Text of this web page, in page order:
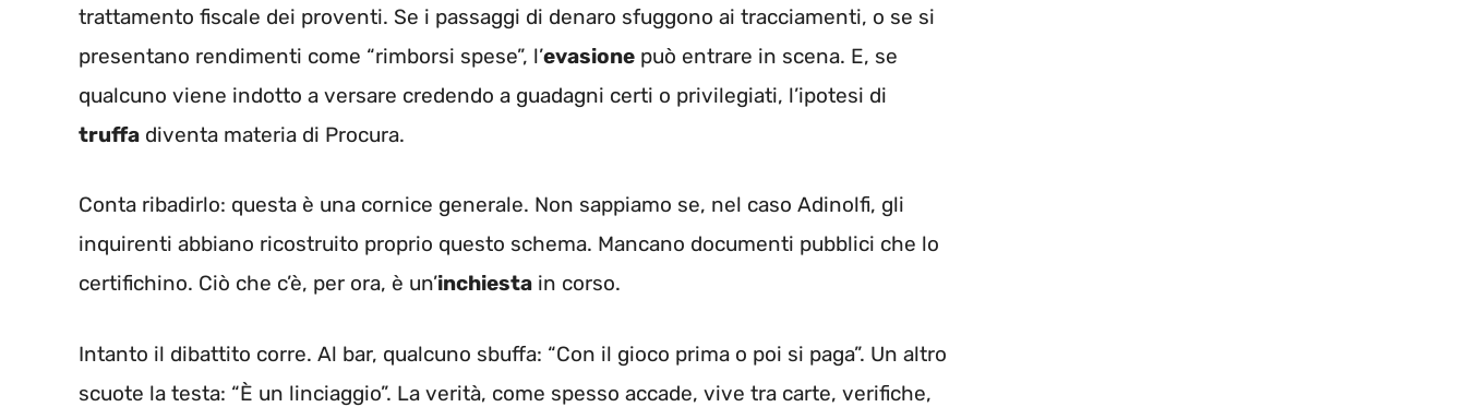
trattamento fiscale dei proventi. Se i passaggi di denaro sfuggono ai tracciamenti, o se si
presentano rendimenti come “rimborsi spese”, l’evasione può entrare in scena. E, se
qualcuno viene indotto a versare credendo a guadagni certi o privilegiati, l’ipotesi di
truffa diventa materia di Procura.
Conta ribadirlo: questa è una cornice generale. Non sappiamo se, nel caso Adinolfi, gli
inquirenti abbiano ricostruito proprio questo schema. Mancano documenti pubblici che lo
certifichino. Ciò che c’è, per ora, è un’inchiesta in corso.
Intanto il dibattito corre. Al bar, qualcuno sbuffa: “Con il gioco prima o poi si paga”. Un altro
scuote la testa: “È un linciaggio”. La verità, come spesso accade, vive tra carte, verifiche,